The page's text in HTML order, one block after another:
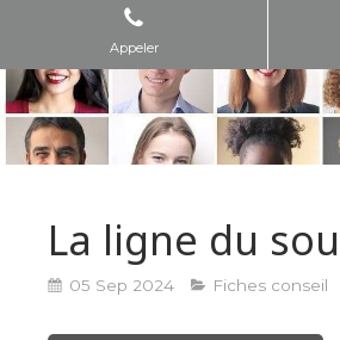
Appeler
La ligne du
05 Sep 2024 Fiches conseil